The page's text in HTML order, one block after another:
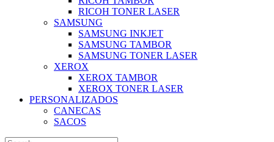
RICOH TONER LASER
SAMSUNG
SAMSUNG INKJET
SAMSUNG TAMBOR
SAMSUNG TONER LASER
XEROX
XEROX TAMBOR
XEROX TONER LASER
PERSONALIZADOS
CANECAS
SACOS